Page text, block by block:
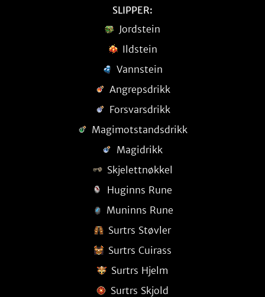
SLIPPER:
Jordstein
Ildstein
Vannstein
Angrepsdrikk
Forsvarsdrikk
Magimotstandsdrikk
Magidrikk
Skjelettnøkkel
Huginns Rune
Muninns Rune
Surtrs Støvler
Surtrs Cuirass
Surtrs Hjelm
Surtrs Skjold